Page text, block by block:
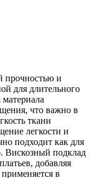
прочностью и
для длительного
что важно в
ткани
легкости и
подходит как для
Вискозный подклад
добавляя
в